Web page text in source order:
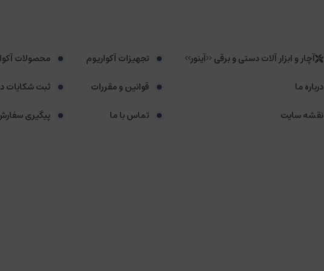
آچار و ابزار آلات دستی و برقی <<آینور>> تجهیزات آکواریوم
محصولات
درباره ما
قوانین و مقررات
ثبت شکایات
نقشه سایت
تماس با ما پیگیری